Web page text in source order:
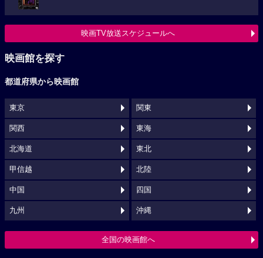
映画TV放送スケジュールへ
映画館を探す
都道府県から映画館
東京 関東
関西 東海
北海道 東北
甲信越 北陸
中国 四国
九州 沖縄
全国の映画館へ